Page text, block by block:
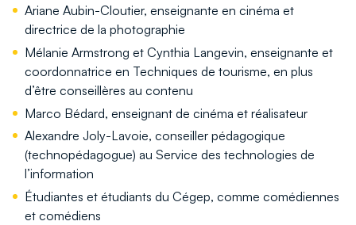
Ariane Aubin-Cloutier, enseignante en cinéma et
directrice de la photographie
Mélanie Armstrong et Cynthia Langevin, enseignante et
coordonnatrice en Techniques de tourisme, en plus
d’être conseillères au contenu
Marco Bédard, enseignant de cinéma et réalisateur
Alexandre Joly-Lavoie, conseiller pédagogique
(technopédagogue) au Service des technologies de
l’information
Étudiantes et étudiants du Cégep, comme comédiennes
et comédiens